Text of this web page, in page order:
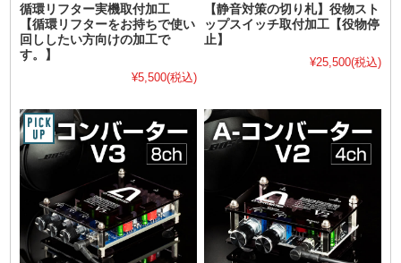
循環リフター実機取付加工
【循環リフターをお持ちで使い
回ししたい方向けの加工で
す。】
¥5,500(税込)
【静音対策の切り札】役物スト
ップスイッチ取付加工【役物停
止】
¥25,500(税込)